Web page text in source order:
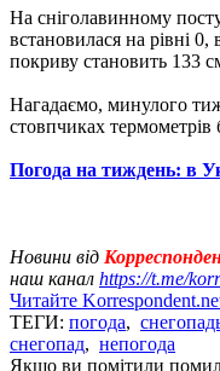
На сніголавинному
встановилася на рівні
покриву становить 133
Нагадаємо, минулого
стовпчиках термометрів
Погода на тиждень: в
Новини від
наш канал https://t.me/
Читайте
ТЕГИ: погода,
снегопад, непогода
Якщо ви помітили